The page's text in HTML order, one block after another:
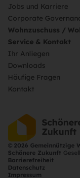
Jobs und Karriere
Corporate
Wohnzuschuss /
Service & Kontakt
Ihr Anliegen
Downloads
Häufige Fragen
Kontakt
© 2026 Gemeinnützige
Schönere Zukunft
Barrierefreiheit
Datenschutz
Impressum